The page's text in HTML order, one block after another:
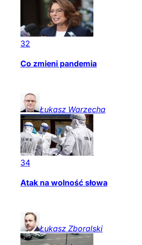
32
Co zmieni pandemia
Łukasz Warzecha
34
Atak na wolność słowa
Łukasz Zboralski